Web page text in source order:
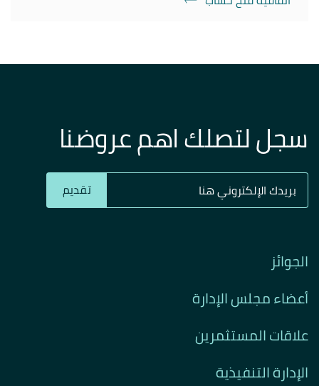
سجل لتصلك اهم عروضنا
تقديم
الجوائز
أعضاء مجلس الإدارة
علاقات المستثمرين
الإدارة التنفيذية